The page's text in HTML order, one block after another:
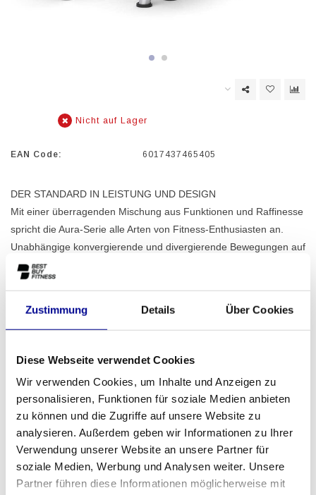
Zustimmung Details Über Cookies
Diese Webseite verwendet Cookies
Wir verwenden Cookies, um Inhalte und Anzeigen zu
personalisieren, Funktionen für soziale Medien anbieten
zu können und die Zugriffe auf unsere Website zu
analysieren. Außerdem geben wir Informationen zu Ihrer
Verwendung unserer Website an unsere Partner für
soziale Medien, Werbung und Analysen weiter. Unsere
Partner führen diese Informationen möglicherweise mit
Nicht auf Lager
EAN Code: 6017437465405
DER STANDARD IN LEISTUNG UND DESIGN
Mit einer überragenden Mischung aus Funktionen und Raffinesse
spricht die Aura-Serie alle Arten von Fitness-Enthusiasten an.
Unabhängige konvergierende und divergierende Bewegungen auf
ausgewählten Einheiten sorgen für
ZUM ANGEBOT HINZUFÜGEN
PROFESSIONELLE
FITNESSGERÄTE
STANDARDMÄSSIG EIN J
AHR GARANTIE
MEHR ALS 28 JAHRE
ERFAHRUNG
BESTE PREISE UND
BESTE AUSSTATTUNG
INFORMATIONEN